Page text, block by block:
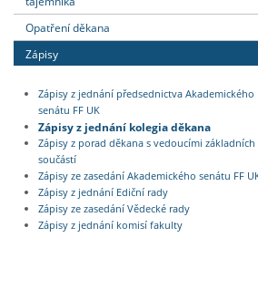
Opatření děkana
Zápisy
Zápisy z jednání předsednictva Akademického
senátu FF UK
Zápisy z jednání kolegia děkana
Zápisy z porad děkana s vedoucími základních
součástí
Zápisy ze zasedání Akademického senátu FF
Zápisy z jednání Ediční rady
Zápisy ze zasedání Vědecké rady
Zápisy z jednání komisí fakulty